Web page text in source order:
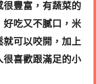
豐富，有蔬菜的
好吃又不膩口，米
就可以咬開，加上
很喜歡跟滿足的小